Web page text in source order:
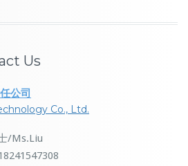
Us
公司
Co., Ltd.
/Ms.Liu